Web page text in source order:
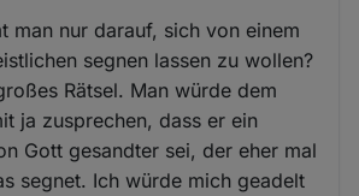
man nur darauf, sich von einem
segnen lassen zu wollen?
Rätsel. Man würde dem
ja zusprechen, dass er ein
Gott gesandter sei, der eher mal
segnet. Ich würde mich geadelt